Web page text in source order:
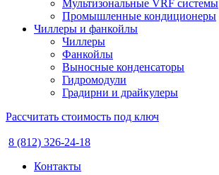
Мультизональные VRF системы
Промышленные кондиционеры
Чиллеры и фанкойлы
Чиллеры
Фанкойлы
Выносные конденсаторы
Гидромодули
Градирни и драйкулеры
Рассчитать стоимость под ключ
8 (812) 326-24-18
Контакты